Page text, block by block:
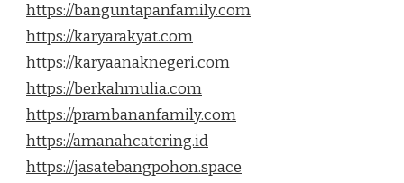
https://banguntapanfamily.com
https://karyarakyat.com
https://karyaanaknegeri.com
https://berkahmulia.com
https://prambananfamily.com
https://amanahcatering.id
https://jasatebangpohon.space